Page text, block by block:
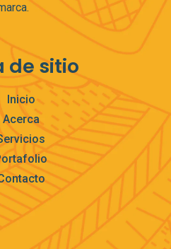
de sitio
Inicio
Acerca